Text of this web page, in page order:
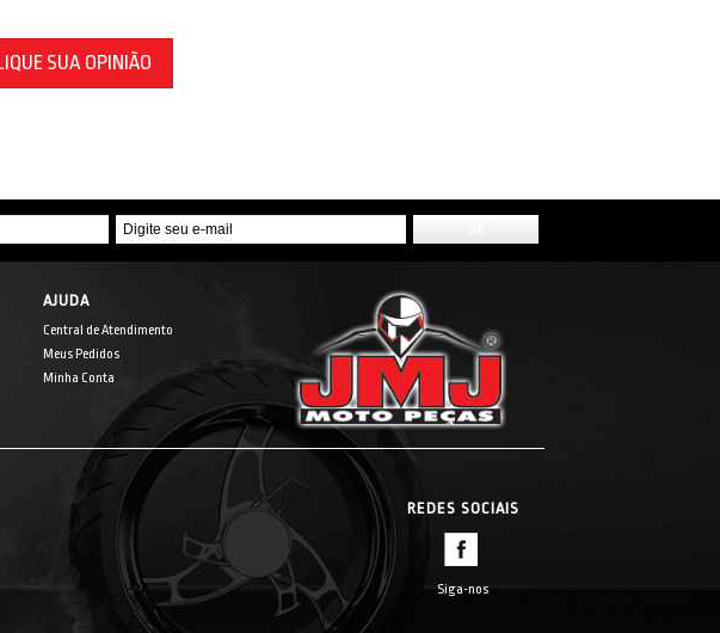
SUA OPINIÃO
AJUDA
Central de Atendimento
Meus Pedidos
Minha Conta
REDES SOCIAIS
Siga-nos